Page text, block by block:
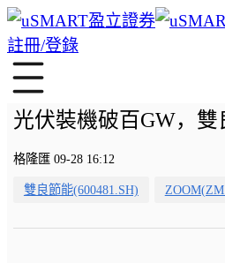
註冊/登錄
光伏裝機破百GW，
格隆匯 09-28 16:12
雙良節能(600481.SH)